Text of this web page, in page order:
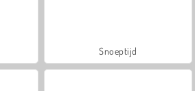
Snoeptijd